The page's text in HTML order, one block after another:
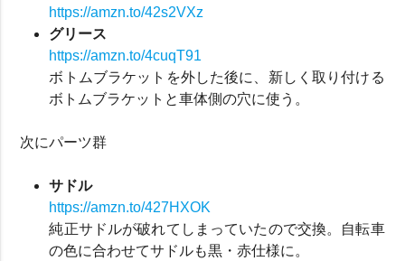
https://amzn.to/42s2VXz
グリース
https://amzn.to/4cuqT91
ボトムブラケットを外した後に、新しく取り付ける
ボトムブラケットと車体側の穴に使う。
次にパーツ群
サドル
https://amzn.to/427HXOK
純正サドルが破れてしまっていたので交換。自転車
の色に合わせてサドルも黒・赤仕様に。